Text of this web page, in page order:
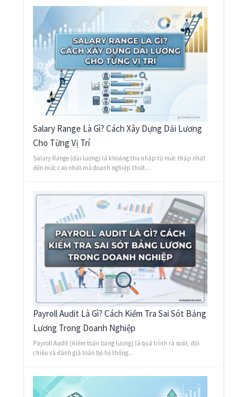
Salary Range Là Gì? Cách Xây Dựng Dải Lương
Cho Từng Vị Trí
Salary Range (dải lương) là khoảng thu nhập từ mức thấp nhất
đến mức cao nhất mà doanh nghiệp thiết...
Payroll Audit Là Gì? Cách Kiểm Tra Sai Sót Bảng
Lương Trong Doanh Nghiệp
Payroll Audit (kiểm toán bảng lương) là quá trình rà soát, đối
chiếu và đánh giá toàn bộ hệ thống...